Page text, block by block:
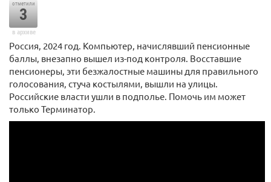
отметили
3
в архиве
Россия, 2024 год. Компьютер, начислявший пенсионные
баллы, внезапно вышел из-под контроля. Восставшие
пенсионеры, эти безжалостные машины для правильного
голосования, стуча костылями, вышли на улицы.
Российские власти ушли в подполье. Помочь им может
только Терминатор.